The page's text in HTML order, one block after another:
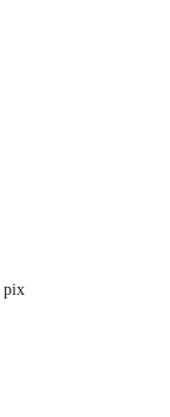
pix